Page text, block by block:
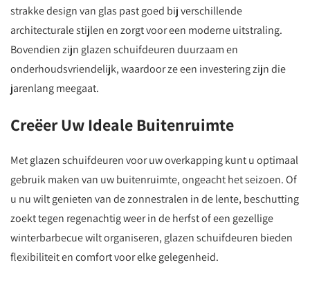
strakke design van glas past goed bij verschillende
architecturale stijlen en zorgt voor een moderne uitstraling.
Bovendien zijn glazen schuifdeuren duurzaam en
onderhoudsvriendelijk, waardoor ze een investering zijn die
jarenlang meegaat.
Creëer Uw Ideale Buitenruimte
Met glazen schuifdeuren voor uw overkapping kunt u optimaal
gebruik maken van uw buitenruimte, ongeacht het seizoen. Of
u nu wilt genieten van de zonnestralen in de lente, beschutting
zoekt tegen regenachtig weer in de herfst of een gezellige
winterbarbecue wilt organiseren, glazen schuifdeuren bieden
flexibiliteit en comfort voor elke gelegenheid.